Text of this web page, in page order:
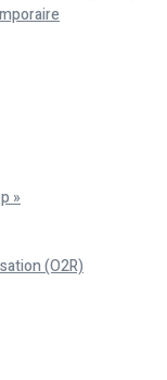
»
(O2R)